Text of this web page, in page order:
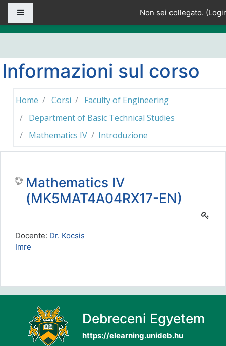
Vai al contenuto principale
Non sei collegato. (
Informazioni sul corso
Home Corsi
Faculty of Engineering
Department of Basic Technical Studies
Mathematics IV
Introduzione
Mathematics IV
(MK5MAT4A04RX17-EN)
Docente: Dr. Kocsis
Imre
Debreceni Egyetem
https://elearning.unideb.hu